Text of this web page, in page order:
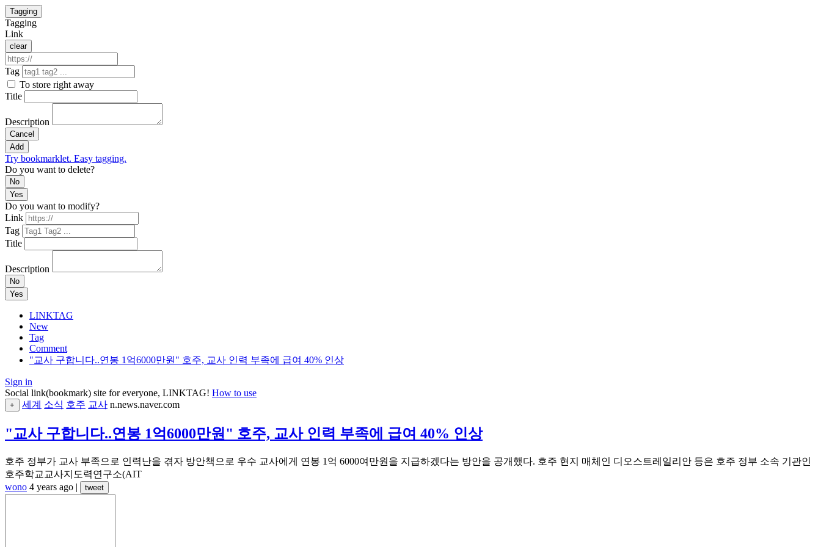
Tagging
Tagging
Link
clear
Tag
To store right away
Title
Description
Cancel
Add
Try bookmarklet. Easy tagging.
Do you want to delete?
No
Yes
Do you want to modify?
Link
Tag
Title
Description
No
Yes
LINKTAG
New
Tag
Comment
"교사 구합니다..연봉 1억6000만원" 호주, 교사 인력 부족에 급여 40% 인상
Sign in
Social link(bookmark) site for everyone, LINKTAG! How to use
+ 세계 소식 호주 교사 n.news.naver.com
"교사 구합니다..연봉 1억6000만원" 호주, 교사 인력 부족에 급여 40% 인상
호주 정부가 교사 부족으로 인력난을 겪자 방안책으로 우수 교사에게 연봉 1억 6000여만원을 지급하겠다는 방안을 공개했다. 호주 현지 매체인 디오스트레일리안 등은 호주 정부 소속 기관인
호주학교교사지도력연구소(AIT
wono 4 years ago | tweet